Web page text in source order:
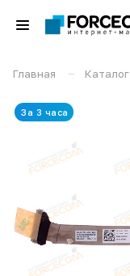
Главная – Каталог
За 3 часа